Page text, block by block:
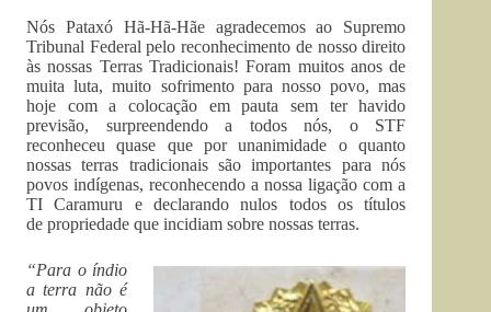
Nós Pataxó Hã-Hã-Hãe agradecemos ao Supremo
Tribunal Federal pelo reconhecimento de nosso direito
às nossas Terras Tradicionais! Foram muitos anos de
muita luta, muito sofrimento para nosso povo, mas
hoje com a colocação em pauta sem ter havido
previsão, surpreendendo a todos nós, o STF
reconheceu quase que por unanimidade o quanto
nossas terras tradicionais são importantes para nós
povos indígenas, reconhecendo a nossa ligação com a
TI Caramuru e declarando nulos todos os títulos
de propriedade que incidiam sobre nossas terras.
“Para o índio
a terra não é